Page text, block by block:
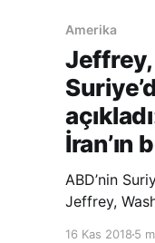
Amerika
Jeffrey,
İran’ın
ABD’nin
Jeffrey,
16 Kas 2018 5